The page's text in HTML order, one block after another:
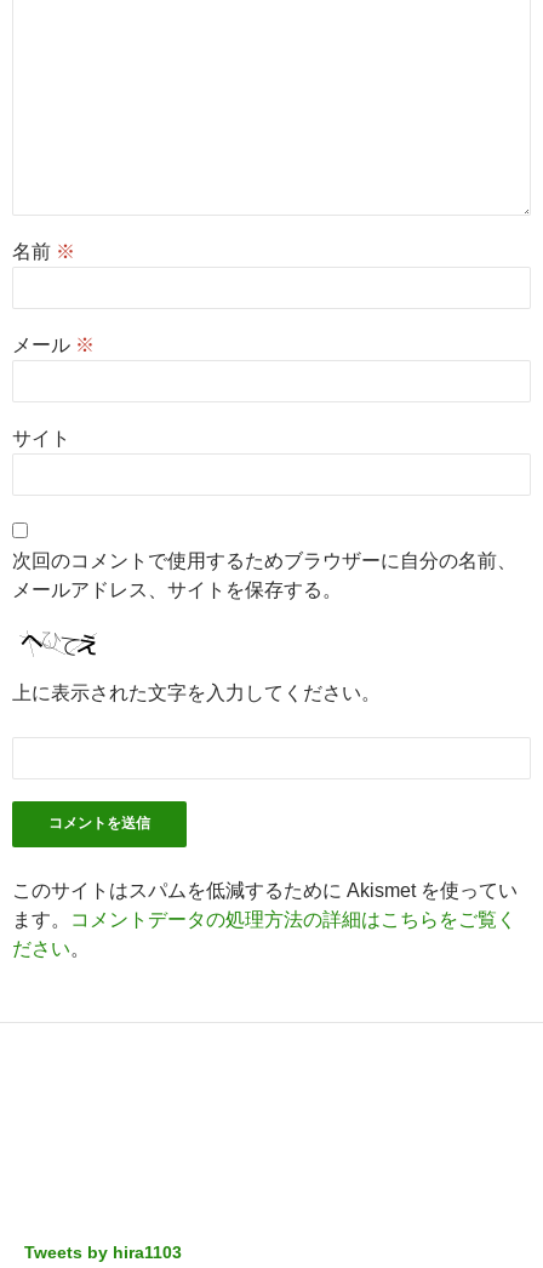
名前 ※
メール ※
サイト
次回のコメントで使用するためブラウザーに自分の名前、
メールアドレス、サイトを保存する。
上に表示された文字を入力してください。
このサイトはスパムを低減するために Akismet を使ってい
ます。
コメントデータの処理方法の詳細はこちらをご覧く
ださい。
Tweets by hira1103